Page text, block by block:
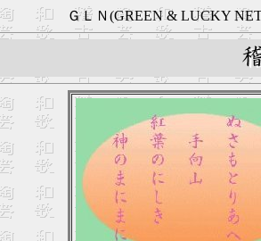
ＧＬＮ(GREEN & LUCKY